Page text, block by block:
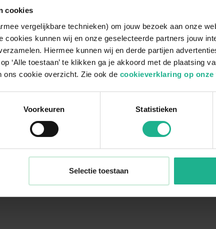
cookies
vergelijkbare technieken) om jouw bezoek aan onze
cookies kunnen wij en onze geselecteerde partners jouw
Hiermee kunnen wij en derde partijen
‘Alle toestaan’ te klikken ga je akkoord met de plaatsing
ons cookie overzicht. Zie ook de cookieverklaring op onze
Voorkeuren Statistieken
Selectie toestaan